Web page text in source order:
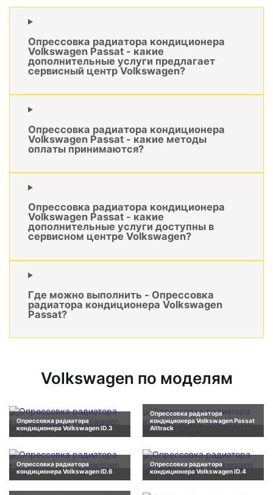
Опрессовка радиатора кондиционера
Volkswagen Passat - какие
дополнительные услуги предлагает
сервисный центр Volkswagen?
Опрессовка радиатора кондиционера
Volkswagen Passat - какие методы
оплаты принимаются?
Опрессовка радиатора кондиционера
Volkswagen Passat - какие
дополнительные услуги доступны в
сервисном центре Volkswagen?
Где можно выполнить - Опрессовка
радиатора кондиционера Volkswagen
Passat?
Volkswagen по моделям
Опрессовка радиатора
кондиционера Volkswagen ID.3
Опрессовка радиатора
кондиционера Volkswagen Passat
Alltrack
Опрессовка радиатора
кондиционера Volkswagen ID.6
Опрессовка радиатора
кондиционера Volkswagen ID.4